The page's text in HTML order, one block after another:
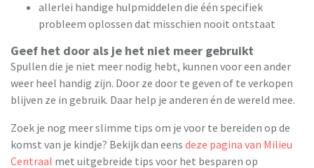
allerlei handige hulpmiddelen die één specifiek
probleem oplossen dat misschien nooit ontstaat
Geef het door als je het niet meer gebruikt
Spullen die je niet meer nodig hebt, kunnen voor een ander
weer heel handig zijn. Door ze door te geven of te verkopen
blijven ze in gebruik. Daar help je anderen én de wereld mee.
Zoek je nog meer slimme tips om je voor te bereiden op de
komst van je kindje? Bekijk dan eens deze pagina van Milieu
Centraal met uitgebreide tips voor het besparen op